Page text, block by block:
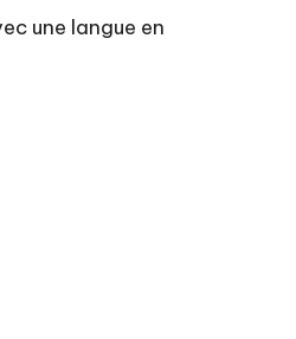
une langue en